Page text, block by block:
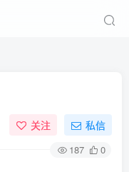
关注 私信
187 0